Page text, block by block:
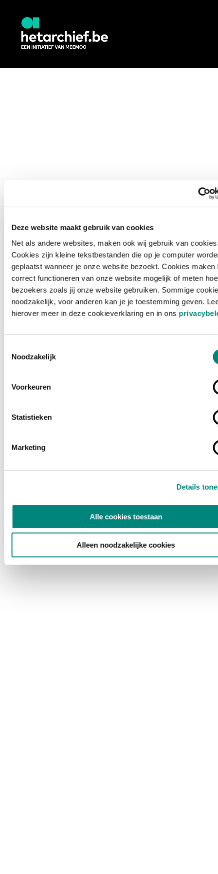
Deze website maakt gebruik van cookies
Net als andere websites, maken ook wij gebruik van
Cookies zijn kleine tekstbestanden die op je computer
geplaatst wanneer je onze website bezoekt. Cookies maken
correct functioneren van onze website mogelijk of meten hoe
bezoekers zoals jij onze website gebruiken. Sommige
noodzakelijk, voor anderen kan je je toestemming geven.
hierover meer in deze cookieverklaring en in ons
Noodzakelijk
Voorkeuren
Statistieken
Marketing
Details
Alle cookies toestaan
Alleen noodzakelijke cookies